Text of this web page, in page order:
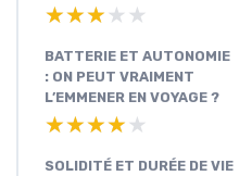
★★★★★
★★★★★
BATTERIE ET AUTONOMIE
: ON PEUT VRAIMENT
L’EMMENER EN VOYAGE ?
★★★★★
★★★★★
SOLIDITÉ ET DURÉE DE VIE